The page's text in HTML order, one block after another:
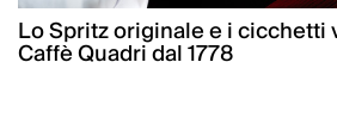
Lo Spritz originale e i cicchetti
Caffè Quadri dal 1778